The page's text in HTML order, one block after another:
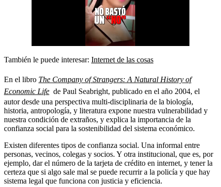
También le puede interesar: Internet de las cosas
En el libro The Company of Strangers: A Natural History of
Economic Life de Paul Seabright, publicado en el año 2004, el
autor desde una perspectiva multi-disciplinaria de la biología,
historia, antropología, y literatura expone nuestra vulnerabilidad y
nuestra condición de extraños, y explica la importancia de la
confianza social para la sostenibilidad del sistema económico.
Existen diferentes tipos de confianza social. Una informal entre
personas, vecinos, colegas y socios. Y otra institucional, que es, por
ejemplo, dar el número de la tarjeta de crédito en internet, y tener la
certeza que si algo sale mal se puede recurrir a la policía y que hay
sistema legal que funciona con justicia y eficiencia.